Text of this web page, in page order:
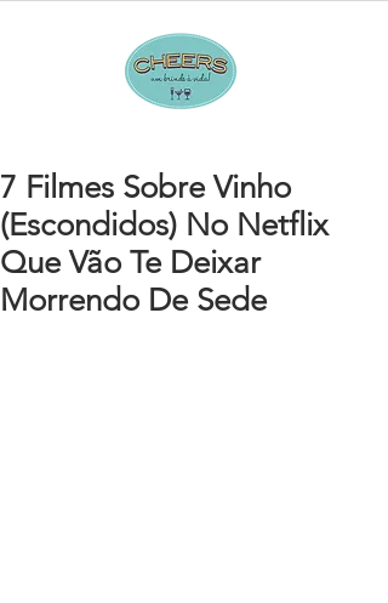
7 Filmes Sobre Vinho
(Escondidos) No Netflix
Que Vão Te Deixar
Morrendo De Sede